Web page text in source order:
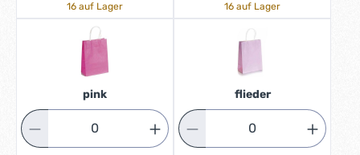
16 auf Lager 16 auf Lager
pink flieder